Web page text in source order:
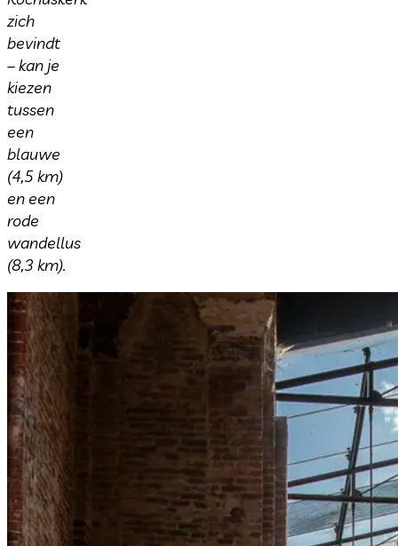
zich
bevindt
– kan je
kiezen
tussen
een
blauwe
(4,5 km)
en een
rode
wandellus
(8,3 km).